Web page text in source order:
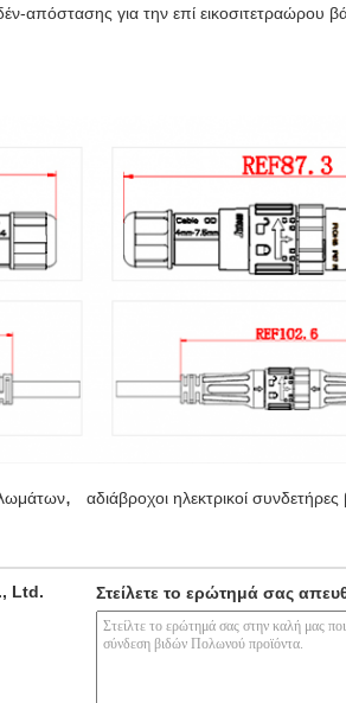
απόστασης για την επί εικοσιτετραώρου
, αδιάβροχοι ηλεκτρικοί
Ltd. Στείλετε το ερώτημά σας